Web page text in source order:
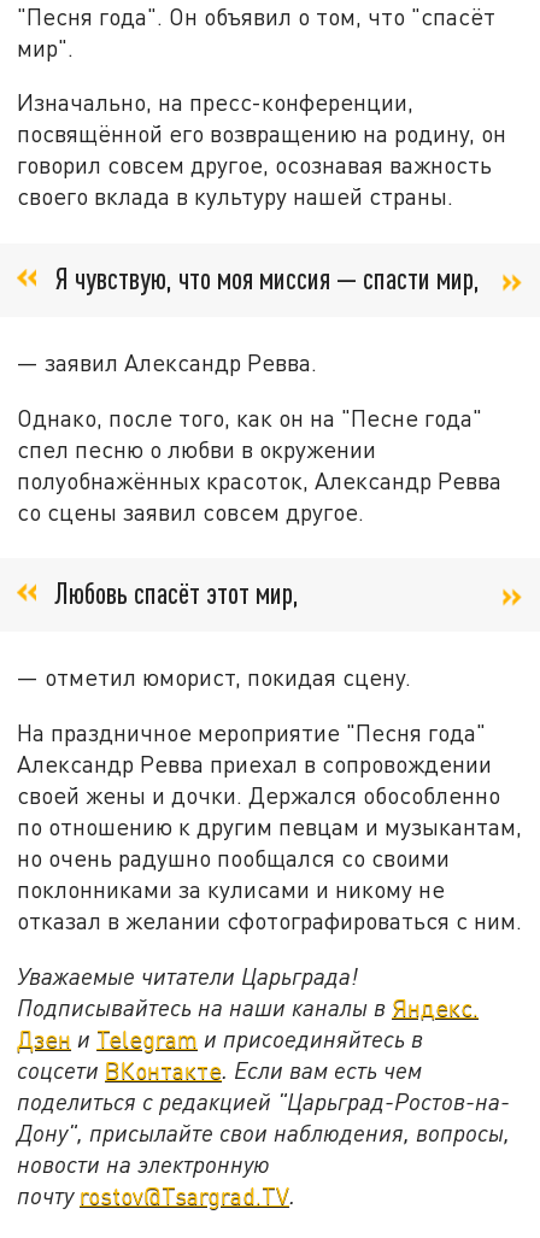
"Песня года". Он объявил о том, что "спасёт
мир".
Изначально, на пресс-конференции,
посвящённой его возвращению на родину, он
говорил совсем другое, осознавая важность
своего вклада в культуру нашей страны.
Я чувствую, что моя миссия — спасти мир,
— заявил Александр Ревва.
Однако, после того, как он на "Песне года"
спел песню о любви в окружении
полуобнажённых красоток, Александр Ревва
со сцены заявил совсем другое.
Любовь спасёт этот мир,
— отметил юморист, покидая сцену.
На праздничное мероприятие "Песня года"
Александр Ревва приехал в сопровождении
своей жены и дочки. Держался обособленно
по отношению к другим певцам и музыкантам,
но очень радушно пообщался со своими
поклонниками за кулисами и никому не
отказал в желании сфотографироваться с ним.
Уважаемые читатели Царьграда!
Подписывайтесь на наши каналы в Яндекс.
Дзен и Telegram и присоединяйтесь в
соцсети ВКонтакте. Если вам есть чем
поделиться с редакцией "Царьград-Ростов-на-
Дону", присылайте свои наблюдения, вопросы,
новости на электронную
почту rostov@Tsargrad.ТV.